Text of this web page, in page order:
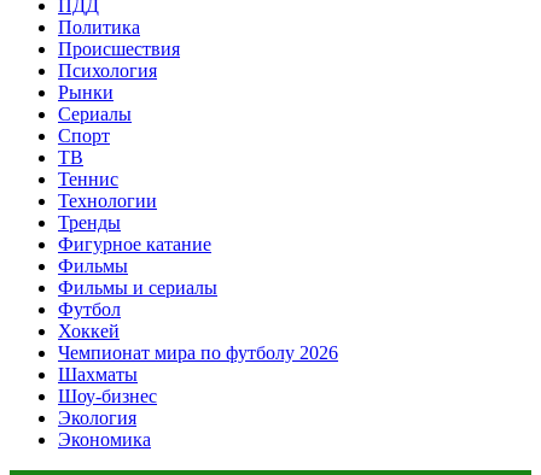
ПДД
Политика
Происшествия
Психология
Рынки
Сериалы
Спорт
ТВ
Теннис
Технологии
Тренды
Фигурное катание
Фильмы
Фильмы и сериалы
Футбол
Хоккей
Чемпионат мира по футболу 2026
Шахматы
Шоу-бизнес
Экология
Экономика